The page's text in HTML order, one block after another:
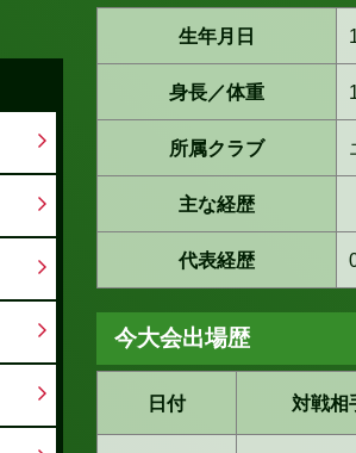
生年月日
身長／体重
所属クラブ
主な経歴
代表経歴
今大会出場歴
日付 対戦相